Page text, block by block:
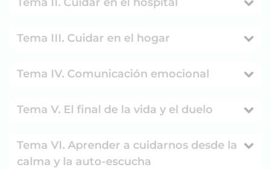
Tema III. Cuidar en el hogar
Tema IV. Comunicación emocional
Tema V. El final de la vida y el duelo
Tema VI. Aprender a cuidarnos desde la
calma y la auto-escucha